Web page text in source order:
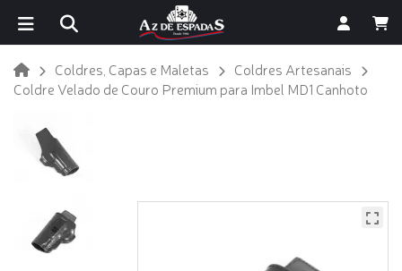
Coldres, Capas e Maletas
Coldres Artesanais
Coldre Velado de Couro Premium para Imbel MD1 Canhoto